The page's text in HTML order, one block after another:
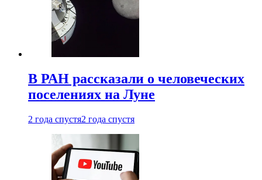
В РАН рассказали о человеческих
поселениях на Луне
2 года спустя2 года спустя